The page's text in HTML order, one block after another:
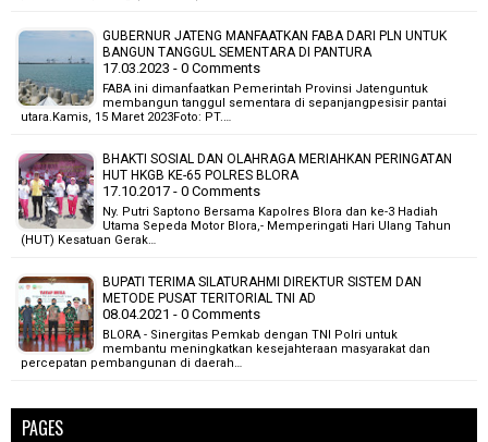
GUBERNUR JATENG MANFAATKAN FABA DARI PLN UNTUK
BANGUN TANGGUL SEMENTARA DI PANTURA
17.03.2023 - 0 Comments
FABA ini dimanfaatkan Pemerintah Provinsi Jatenguntuk
membangun tanggul sementara di sepanjangpesisir pantai
utara.Kamis, 15 Maret 2023Foto: PT.…
BHAKTI SOSIAL DAN OLAHRAGA MERIAHKAN PERINGATAN
HUT HKGB KE-65 POLRES BLORA
17.10.2017 - 0 Comments
Ny. Putri Saptono Bersama Kapolres Blora dan ke-3 Hadiah
Utama Sepeda Motor Blora,- Memperingati Hari Ulang Tahun
(HUT) Kesatuan Gerak…
BUPATI TERIMA SILATURAHMI DIREKTUR SISTEM DAN
METODE PUSAT TERITORIAL TNI AD
08.04.2021 - 0 Comments
BLORA - Sinergitas Pemkab dengan TNI Polri untuk
membantu meningkatkan kesejahteraan masyarakat dan
percepatan pembangunan di daerah…
PAGES